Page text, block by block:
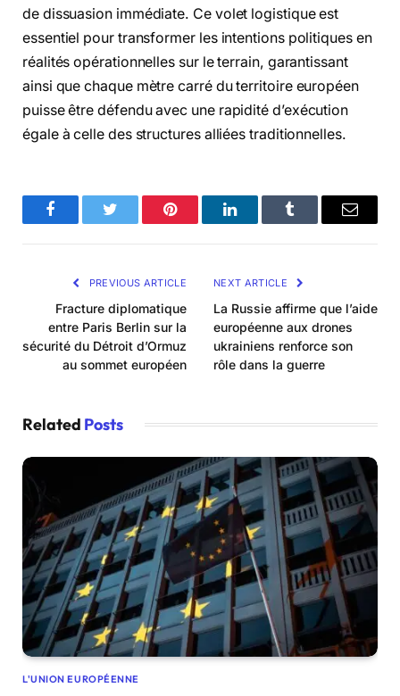
de dissuasion immédiate. Ce volet logistique est
essentiel pour transformer les intentions politiques en
réalités opérationnelles sur le terrain, garantissant
ainsi que chaque mètre carré du territoire européen
puisse être défendu avec une rapidité d’exécution
égale à celle des structures alliées traditionnelles.
FacebookTwitter Pinterest LinkedInTumblr Email
PREVIOUS ARTICLE
Fracture diplomatique
entre Paris Berlin sur la
sécurité du Détroit d’Ormuz
au sommet européen
NEXT ARTICLE
La Russie affirme que l’aide
européenne aux drones
ukrainiens renforce son
rôle dans la guerre
Related Posts
L'UNION EUROPÉENNE